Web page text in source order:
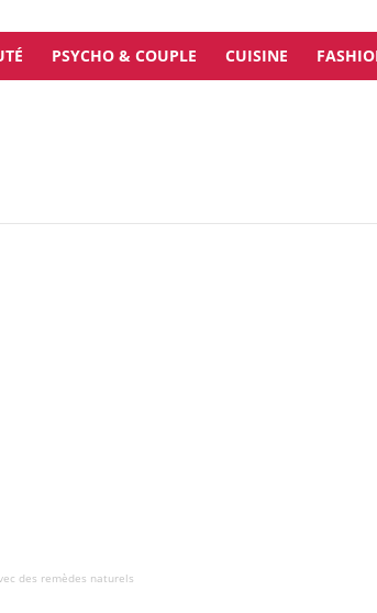
PSYCHO & COUPLE CUISINE
des remèdes naturels